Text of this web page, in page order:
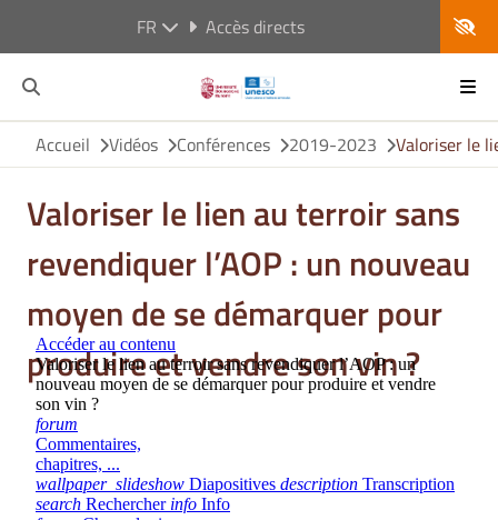
FR Accès directs
Accueil Vidéos Conférences 2019-2023 Valoriser le
Valoriser le lien au terroir sans
revendiquer l’AOP : un nouveau
moyen de se démarquer pour
produire et vendre son vin ?